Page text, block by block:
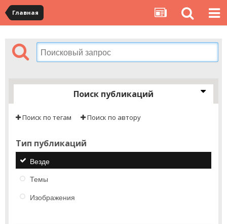
Главная
Поиск публикаций
Поиск по тегам Поиск по автору
Тип публикаций
Везде
Темы
Изображения